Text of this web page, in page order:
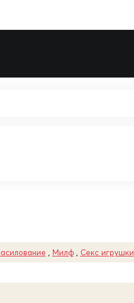
Милф, Секс игрушки